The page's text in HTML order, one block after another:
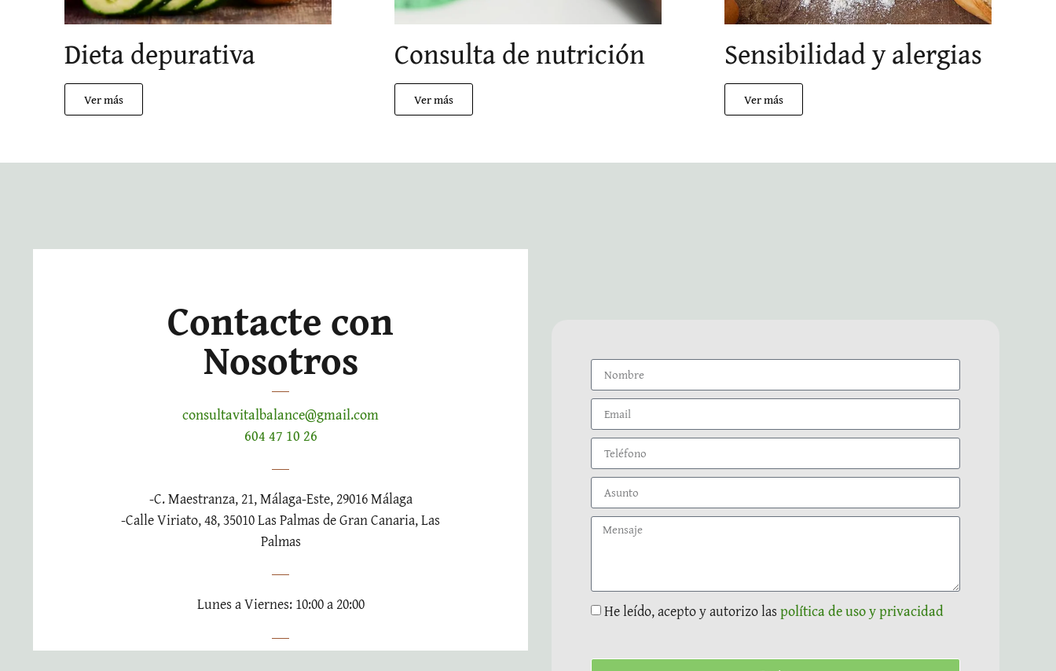
Dieta depurativa
Ver más
Consulta de nutrición
Ver más
Sensibilidad y alergias
Ver más
Contacte con
Nosotros
consultavitalbalance@gmail.com
604 47 10 26
-C. Maestranza, 21, Málaga-Este, 29016 Málaga
-Calle Viriato, 48, 35010 Las Palmas de Gran Canaria, Las
Palmas
Lunes a Viernes: 10:00 a 20:00 He leído, acepto y autorizo laspolítica de uso y privacidad